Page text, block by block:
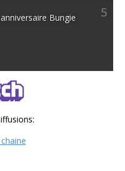
5
Bungie